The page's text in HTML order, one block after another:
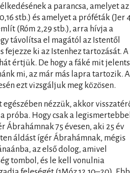
a parancsa, amelyet az
stb.) és amelyet a próféták (Jer
(Róm 2,29 stb.), arra hívja a
távolítsa el magától az Istentől
fejezze ki az Istenhez tartozását. A
értjük. De hogy a fáké mit
mi, az már más lapra tartozik.
ezt vizsgáljuk meg közösen.
egészében nézzük, akkor
próba. Hogy csak a
Ábrahámnak 75 évesen, aki 25 év
áldást ígér Ábrahámnak, mégis
az első dolog, amivel
tombol, és le kell vonulnia